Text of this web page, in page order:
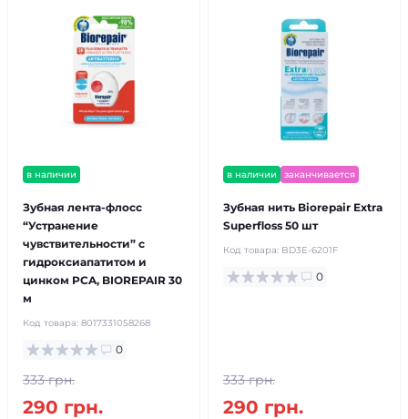
в наличии
Зубная лента-флосс
“Устранение
чувствительности” с
гидроксиапатитом и
цинком PCA, BIOREPAIR 30
м
Код товара: 8017331058268
0
333 грн.
290 грн.
в наличии заканчивается
Зубная нить Biorepair Extra
Superfloss 50 шт
Код товара: BD3E-6201F
0
333 грн.
290 грн.